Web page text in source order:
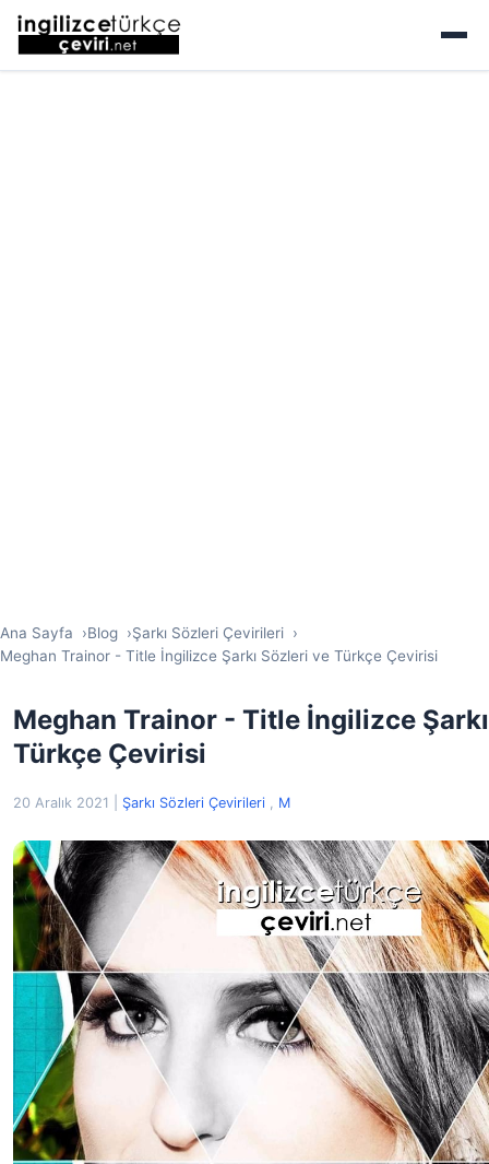
Ana Sayfa Blog
Şarkı Sözleri Çevirileri
Meghan Trainor - Title İngilizce Şarkı Sözleri ve Türkçe Çevirisi
Meghan Trainor - Title İngilizce
Türkçe Çevirisi
20 Aralık 2021 Şarkı Sözleri Çevirileri , M